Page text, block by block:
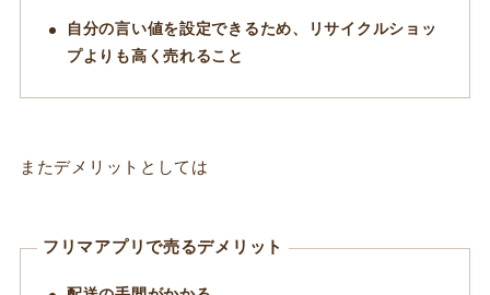
自分の言い値を設定できるため、リサイクルショッ
プよりも高く売れること
またデメリットとしては
フリマアプリで売るデメリット